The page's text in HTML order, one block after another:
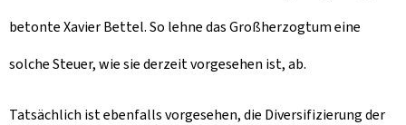
betonte Xavier Bettel. So lehne das Großherzogtum eine
solche Steuer, wie sie derzeit vorgesehen ist, ab.
Tatsächlich ist ebenfalls vorgesehen, die Diversifizierung der